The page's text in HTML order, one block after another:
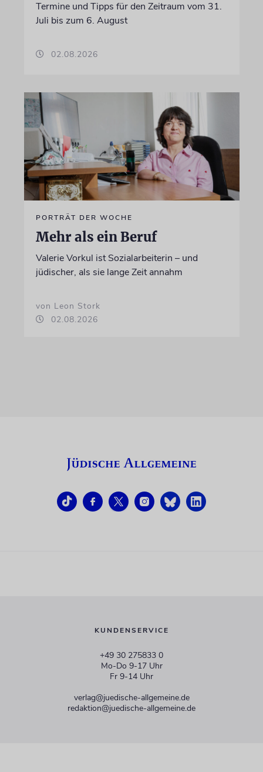
Termine und Tipps für den Zeitraum vom 31.
Juli bis zum 6. August
02.08.2026
PORTRÄT DER WOCHE
Mehr als ein Beruf
Valerie Vorkul ist Sozialarbeiterin – und
jüdischer, als sie lange Zeit annahm
von Leon Stork
02.08.2026
KUNDENSERVICE
+49 30 275833 0
Mo-Do 9-17 Uhr
Fr 9-14 Uhr
verlag@juedische-allgemeine.de
redaktion@juedische-allgemeine.de